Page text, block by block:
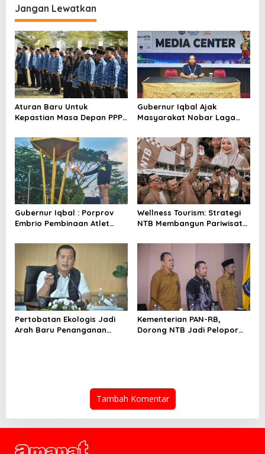
i
g
a
s
i
p
o
s
Jangan Lewatkan
Aturan Baru Untuk
Kepastian Masa Depan PPPK
Gubernur Iqbal Ajak
Masyarakat Nobar Laga
Halaman Bumi Gora
Gubernur Iqbal : Porprov
Embrio Pembinaan Atlet
Wellness Tourism: Strategi
NTB Membangun Pariwisata
Pertobatan Ekologis Jadi
Arah Baru Penanganan
Kementerian PAN-RB,
Dorong NTB Jadi Pelopor
Tambah Komentar